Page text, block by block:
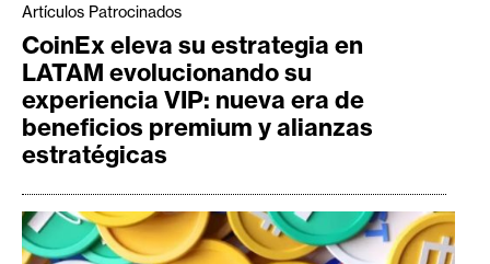
Artículos Patrocinados
CoinEx eleva su estrategia en
LATAM evolucionando su
experiencia VIP: nueva era de
beneficios premium y alianzas
estratégicas